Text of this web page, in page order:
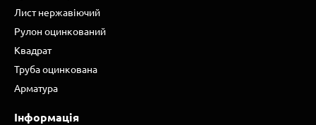
Лист нержавіючий
Рулон оцинкований
Квадрат
Труба оцинкована
Арматура
Інформація